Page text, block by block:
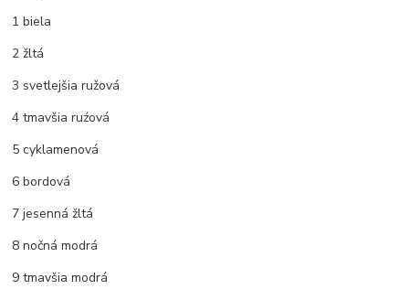
1 biela
2 žltá
3 svetlejšia ružová
4 tmavšia ruźová
5 cyklamenová
6 bordová
7 jesenná žltá
8 nočná modrá
9 tmavšia modrá